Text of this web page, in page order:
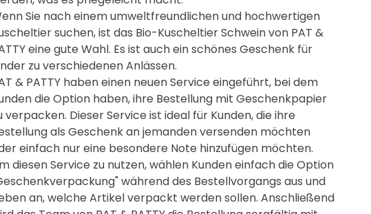
Sie nach einem umweltfreundlichen und hochwertigen
suchen, ist das Bio-Kuscheltier Schwein von PAT &
eine gute Wahl. Es ist auch ein schönes Geschenk für
zu verschiedenen Anlässen.
& PATTY haben einen neuen Service eingeführt, bei dem
die Option haben, ihre Bestellung mit Geschenkpapier
verpacken. Dieser Service ist ideal für Kunden, die ihre
als Geschenk an jemanden versenden möchten
einfach nur eine besondere Note hinzufügen möchten.
diesen Service zu nutzen, wählen Kunden einfach die Option
während des Bestellvorgangs aus und
an, welche Artikel verpackt werden sollen. Anschließend